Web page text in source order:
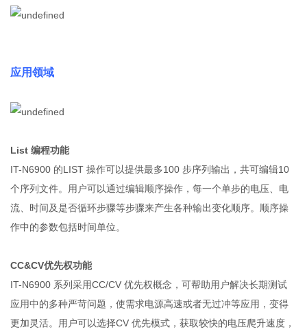
应用领域
List 编程功能
IT-N6900 的LIST 操作可以提供最多100 步序列输出，共可编辑10
个序列文件。用户可以通过编辑顺序操作，每一个单步的电压、电
流、时间及是否循环步骤等步骤来产生各种输出变化顺序。顺序操
作中的参数包括时间单位。
CC&CV优先权功能
IT-N6900 系列采用CC/CV 优先权概念，可帮助用户解决长期测试
应用中的多种严苛问题，使需求电源高速或者无过冲等应用，变得
更加灵活。用户可以选择CV 优先模式，获取较快的电压爬升速度，